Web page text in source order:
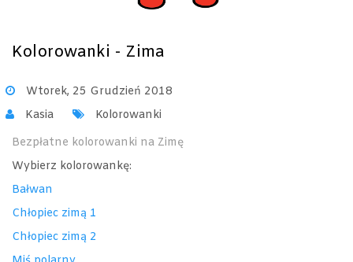
Kolorowanki - Zima
Wtorek, 25 Grudzień 2018
Kasia
Kolorowanki
Bezpłatne kolorowanki na Zimę
Wybierz kolorowankę:
Bałwan
Chłopiec zimą 1
Chłopiec zimą 2